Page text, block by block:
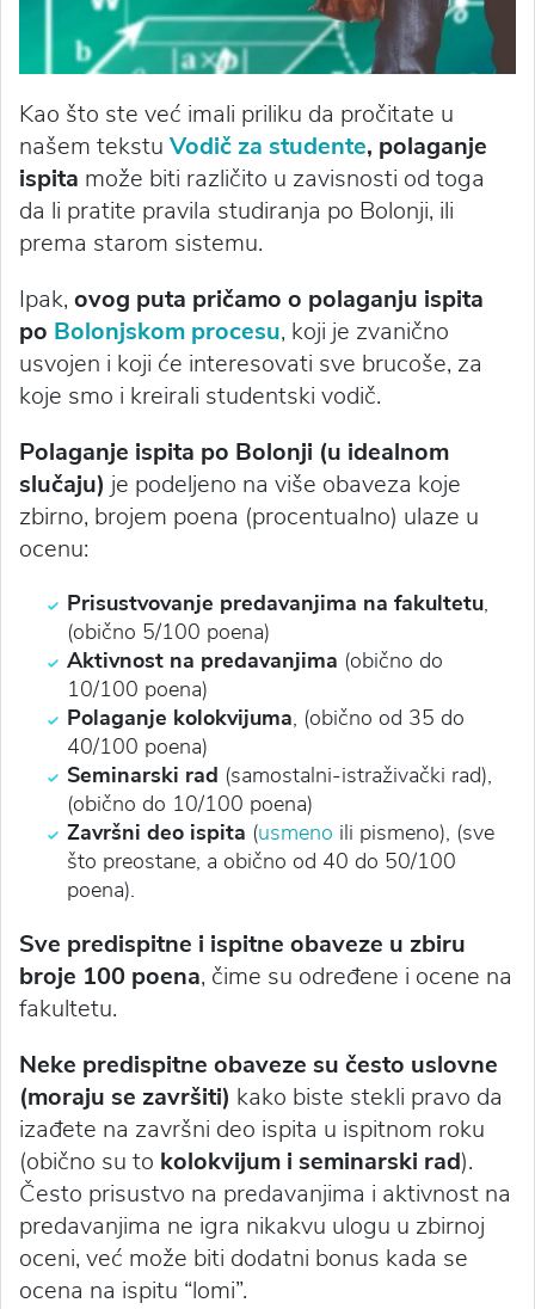
Kao što ste već imali priliku da pročitate u
našem tekstu Vodič za studente, polaganje
ispita može biti različito u zavisnosti od toga
da li pratite pravila studiranja po Bolonji, ili
prema starom sistemu.
Ipak, ovog puta pričamo o polaganju ispita
po Bolonjskom procesu, koji je zvanično
usvojen i koji će interesovati sve brucoše, za
koje smo i kreirali studentski vodič.
Polaganje ispita po Bolonji (u idealnom
slučaju) je podeljeno na više obaveza koje
zbirno, brojem poena (procentualno) ulaze u
ocenu:
Prisustvovanje predavanjima na fakultetu,
(obično 5/100 poena)
Aktivnost na predavanjima (obično do
10/100 poena)
Polaganje kolokvijuma, (obično od 35 do
40/100 poena)
Seminarski rad (samostalni-istraživački rad),
(obično do 10/100 poena)
Završni deo ispita (usmeno ili pismeno), (sve
što preostane, a obično od 40 do 50/100
poena).
Sve predispitne i ispitne obaveze u zbiru
broje 100 poena, čime su određene i ocene na
fakultetu.
Neke predispitne obaveze su često uslovne
(moraju se završiti) kako biste stekli pravo da
izađete na završni deo ispita u ispitnom roku
(obično su to kolokvijum i seminarski rad).
Često prisustvo na predavanjima i aktivnost na
predavanjima ne igra nikakvu ulogu u zbirnoj
oceni, već može biti dodatni bonus kada se
ocena na ispitu “lomi”.